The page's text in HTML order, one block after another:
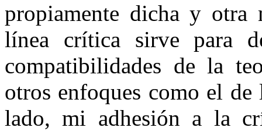
propiamente dicha y otra
línea crítica sirve para
compatibilidades de la
otros enfoques como el
lado, mi adhesión a la